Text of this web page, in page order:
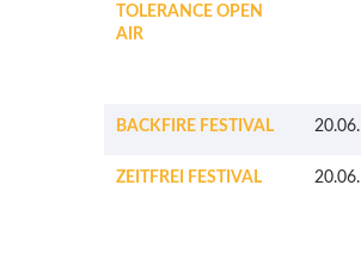
TOLERANCE OPEN
AIR
BACKFIRE FESTIVAL 20.06.
ZEITFREI FESTIVAL 20.06.